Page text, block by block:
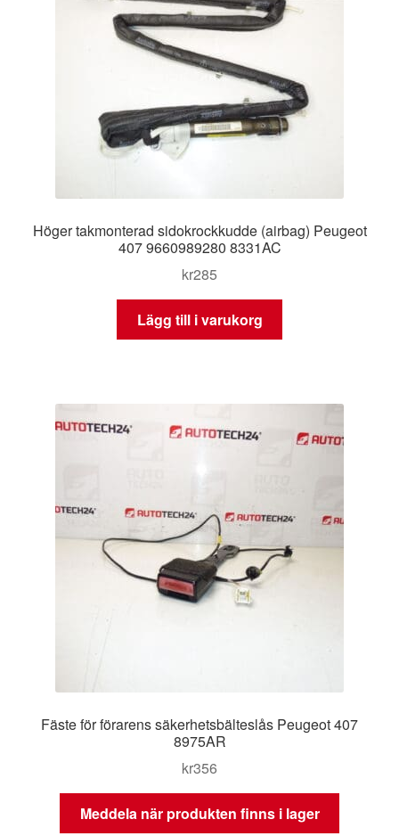
Höger takmonterad sidokrockkudde (airbag) Peugeot
407 9660989280 8331AC
kr285
Lägg till i varukorg
Fäste för förarens säkerhetsbälteslås Peugeot 407
8975AR
kr356
Meddela när produkten finns i lager